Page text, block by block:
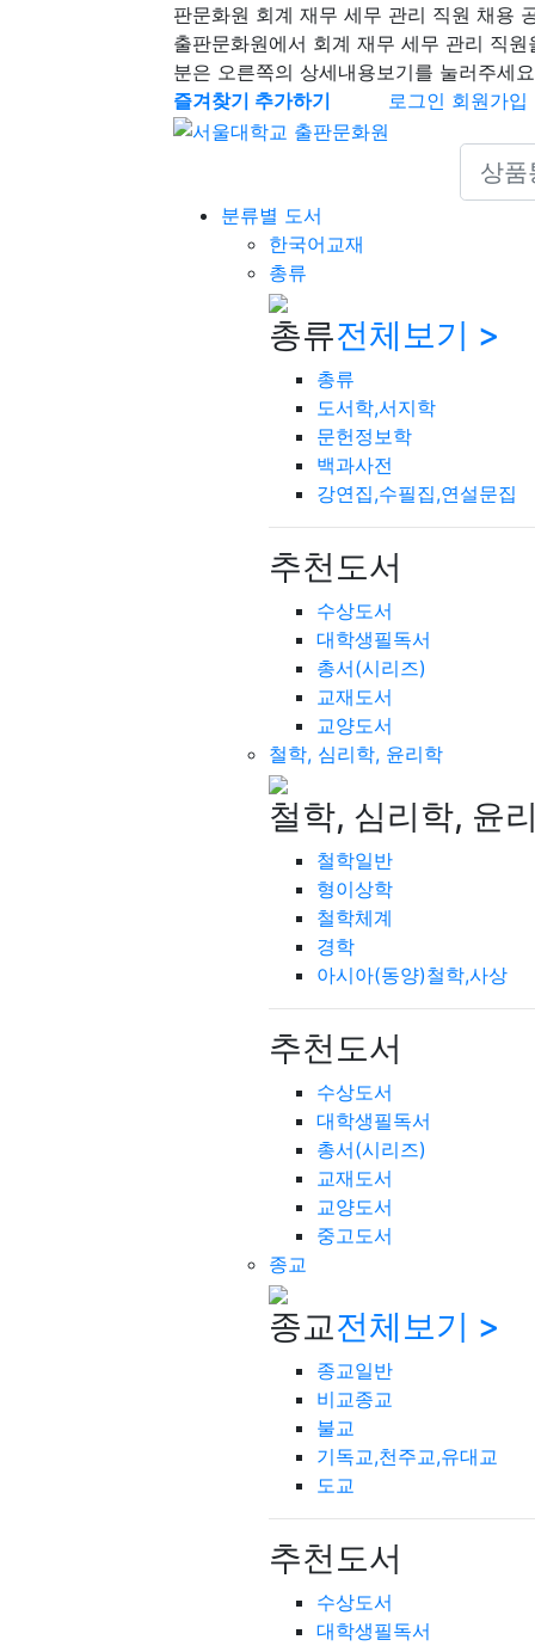
판문화원 회계 재무 세무 관리 직원 채용
출판문화원에서 회계 재무 세무 관리 직
분은 오른쪽의 상세내용보기를 눌러주세
즐겨찾기 추가하기
로그인 회원가입
Search
분류별 도서
한국어교재
총류
총류전체보기 >
총류
도서학,서지학
문헌정보학
백과사전
강연집,수필집,연설문집
추천도서
수상도서
대학생필독서
총서(시리즈)
교재도서
교양도서
철학, 심리학, 윤리학
철학, 심리학, 윤
철학일반
형이상학
철학체계
경학
아시아(동양)철학,사상
추천도서
수상도서
대학생필독서
총서(시리즈)
교재도서
교양도서
중고도서
종교
종교전체보기 >
종교일반
비교종교
불교
기독교,천주교,유대교
도교
추천도서
수상도서
대학생필독서